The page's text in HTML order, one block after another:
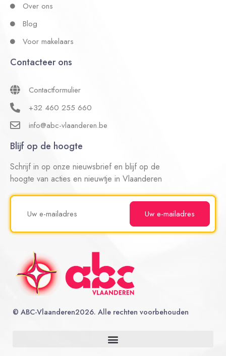
Over ons
Blog
Voor makelaars
Contacteer ons
Contactformulier
+32 460 255 660
info@abc-vlaanderen.be
Blijf op de hoogte
Schrijf in op onze nieuwsbrief en blijf op de
hoogte van acties en nieuwtje in Vlaanderen
© ABC-Vlaanderen2026. Alle rechten voorbehouden